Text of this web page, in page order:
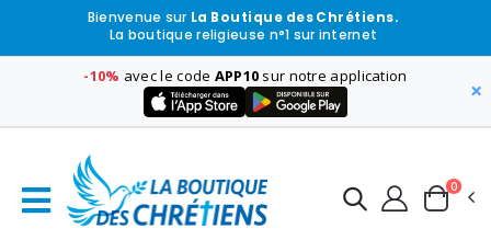
Bienvenue sur La Boutique des Chrétiens.
La boutique religieuse n°1 sur internet
-10% avec le code APP10 sur notre application
×
0